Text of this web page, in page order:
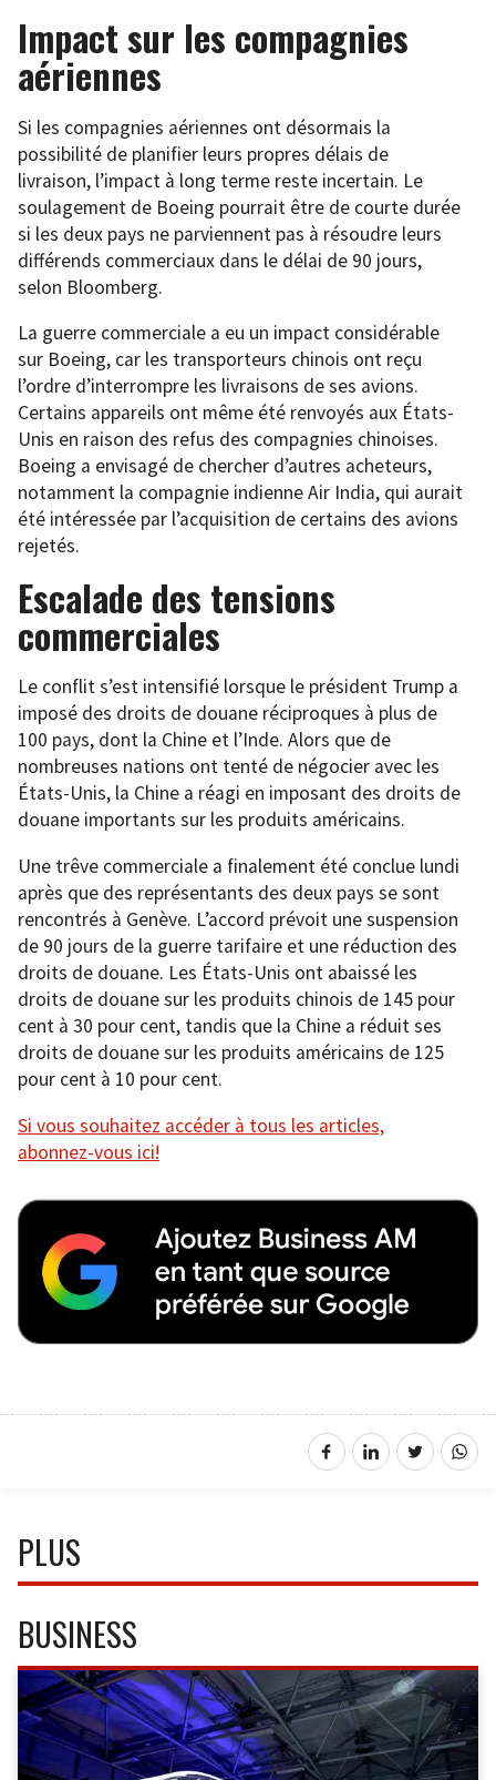
Impact sur les compagnies
aériennes
Si les compagnies aériennes ont désormais la
possibilité de planifier leurs propres délais de
livraison, l’impact à long terme reste incertain. Le
soulagement de Boeing pourrait être de courte durée
si les deux pays ne parviennent pas à résoudre leurs
différends commerciaux dans le délai de 90 jours,
selon Bloomberg.
La guerre commerciale a eu un impact considérable
sur Boeing, car les transporteurs chinois ont reçu
l’ordre d’interrompre les livraisons de ses avions.
Certains appareils ont même été renvoyés aux États-
Unis en raison des refus des compagnies chinoises.
Boeing a envisagé de chercher d’autres acheteurs,
notamment la compagnie indienne Air India, qui aurait
été intéressée par l’acquisition de certains des avions
rejetés.
Escalade des tensions
commerciales
Le conflit s’est intensifié lorsque le président Trump a
imposé des droits de douane réciproques à plus de
100 pays, dont la Chine et l’Inde. Alors que de
nombreuses nations ont tenté de négocier avec les
États-Unis, la Chine a réagi en imposant des droits de
douane importants sur les produits américains.
Une trêve commerciale a finalement été conclue lundi
après que des représentants des deux pays se sont
rencontrés à Genève. L’accord prévoit une suspension
de 90 jours de la guerre tarifaire et une réduction des
droits de douane. Les États-Unis ont abaissé les
droits de douane sur les produits chinois de 145 pour
cent à 30 pour cent, tandis que la Chine a réduit ses
droits de douane sur les produits américains de 125
pour cent à 10 pour cent.
Si vous souhaitez accéder à tous les articles,
abonnez-vous ici!
PLUS
BUSINESS